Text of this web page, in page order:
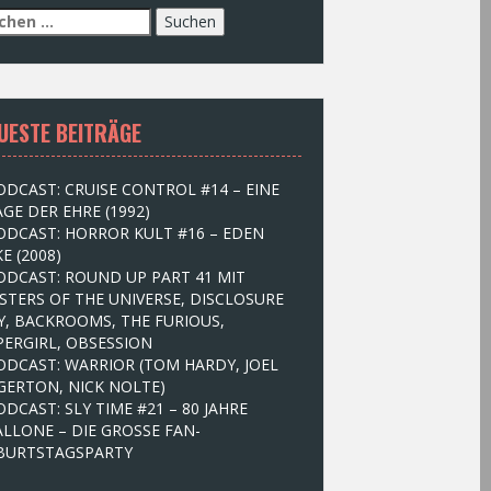
BEITRÄGE
CRUISE CONTROL #14 – EINE
DER EHRE (1992)
HORROR KULT #16 – EDEN
(2008)
ROUND UP PART 41 MIT
OF THE UNIVERSE, DISCLOSURE
BACKROOMS, THE FURIOUS,
OBSESSION
WARRIOR (TOM HARDY, JOEL
NICK NOLTE)
SLY TIME #21 – 80 JAHRE
– DIE GROSSE FAN-